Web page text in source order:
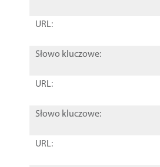
URL:
Słowo kluczowe:
URL:
Słowo kluczowe:
URL: